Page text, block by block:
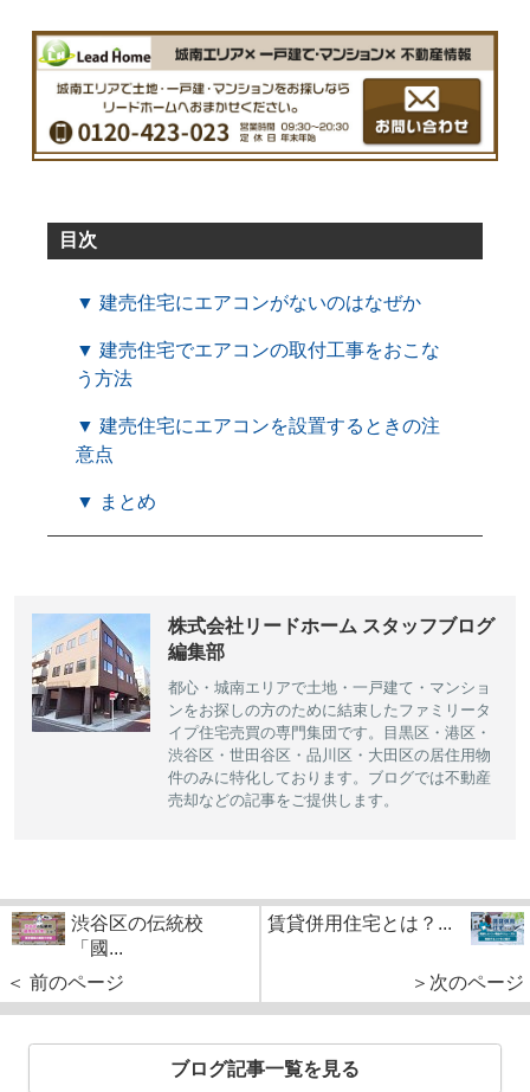
目次
▼ 建売住宅にエアコンがないのはなぜか
▼ 建売住宅でエアコンの取付工事をおこな
う方法
▼ 建売住宅にエアコンを設置するときの注
意点
▼ まとめ
株式会社リードホーム スタッフブログ
編集部
都心・城南エリアで土地・一戸建て・マンショ
ンをお探しの方のために結束したファミリータ
イプ住宅売買の専門集団です。目黒区・港区・
渋谷区・世田谷区・品川区・大田区の居住用物
件のみに特化しております。ブログでは不動産
売却などの記事をご提供します。
渋谷区の伝統校
「國...
＜ 前のページ
賃貸併用住宅とは？...
＞次のページ
ブログ記事一覧を見る